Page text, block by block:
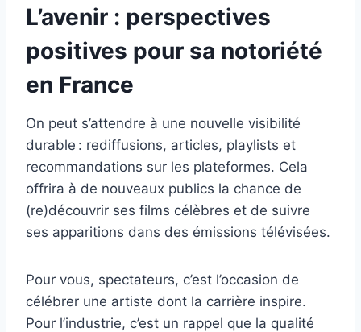
L’avenir : perspectives
positives pour sa notoriété
en France
On peut s’attendre à une nouvelle visibilité
durable : rediffusions, articles, playlists et
recommandations sur les plateformes. Cela
offrira à de nouveaux publics la chance de
(re)découvrir ses films célèbres et de suivre
ses apparitions dans des émissions télévisées.
Pour vous, spectateurs, c’est l’occasion de
célébrer une artiste dont la carrière inspire.
Pour l’industrie, c’est un rappel que la qualité